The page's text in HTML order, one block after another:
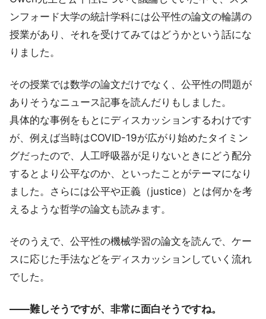
ンフォード大学の統計学科には公平性の論文の輪講の
授業があり、それを受けてみてはどうかという話にな
りました。
その授業では数学の論文だけでなく、公平性の問題が
ありそうなニュース記事を読んだりもしました。
具体的な事例をもとにディスカッションするわけです
が、例えば当時はCOVID-19が広がり始めたタイミン
グだったので、人工呼吸器が足りないときにどう配分
するとより公平なのか、といったことがテーマになり
ました。さらには公平や正義（justice）とは何かを考
えるような哲学の論文も読みます。
そのうえで、公平性の機械学習の論文を読んで、ケー
スに応じた手法などをディスカッションしていく流れ
でした。
――難しそうですが、非常に面白そうですね。